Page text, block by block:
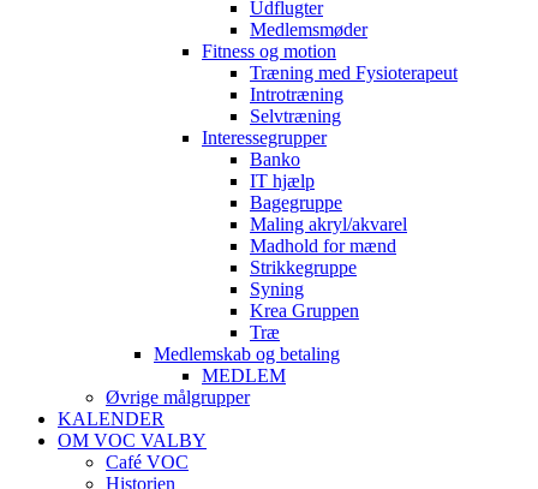
Udflugter
Medlemsmøder
Fitness og motion
Træning med Fysioterapeut
Introtræning
Selvtræning
Interessegrupper
Banko
IT hjælp
Bagegruppe
Maling akryl/akvarel
Madhold for mænd
Strikkegruppe
Syning
Krea Gruppen
Træ
Medlemskab og betaling
MEDLEM
Øvrige målgrupper
KALENDER
OM VOC VALBY
Café VOC
Historien